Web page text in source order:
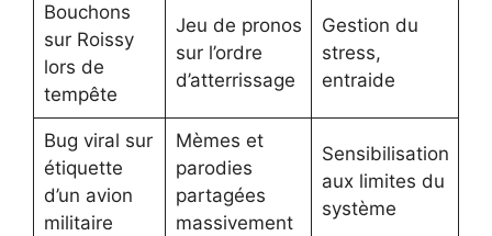
Bouchons
sur Roissy
lors de
tempête
Jeu de pronos
sur l’ordre
d’atterrissage
Gestion du
stress,
entraide
Bug viral sur
étiquette
d’un avion
militaire
Mèmes et
parodies
partagées
massivement
Sensibilisation
aux limites du
système